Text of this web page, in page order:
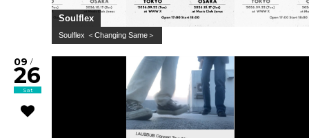
Soulflex
Soulflex ＜Changing Same＞
09 /
26
Sat